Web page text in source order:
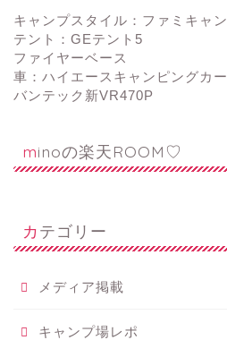
キャンプスタイル：ファミキャン
テント：GEテント5
ファイヤーベース
車：ハイエースキャンピングカー
バンテック新VR470P
minoの楽天ROOM♡
カテゴリー
メディア掲載
キャンプ場レポ